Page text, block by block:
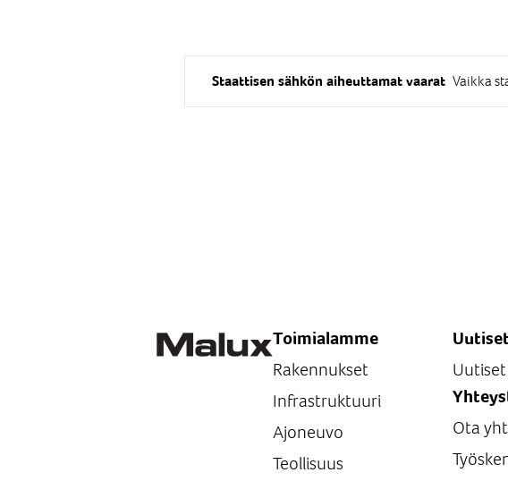
Staattisen sähkön aiheuttamat vaarat Vaikka staattista sähköä pidetään yleisesti vain
Toimialamme
Rakennukset
Infrastruktuuri
Ajoneuvo
Teollisuus
Uutiset
Ota